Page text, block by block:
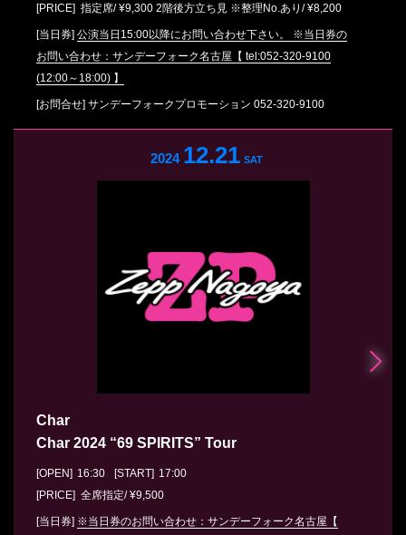
[PRICE] 指定席/ ¥9,300 2階後方立ち見 ※整理No.あり/ ¥8,200
[当日券] 公演当日15:00以降にお問い合わせ下さい。 ※当日券の
お問い合わせ：サンデーフォーク名古屋【 tel:052-320-9100
(12:00～18:00) 】
[お問合せ] サンデーフォークプロモーション 052-320-9100
2024 12.21 SAT
Char
Char 2024 “69 SPIRITS” Tour
[OPEN] 16:30 [START] 17:00
[PRICE] 全席指定/ ¥9,500
[当日券] ※当日券のお問い合わせ：サンデーフォーク名古屋【